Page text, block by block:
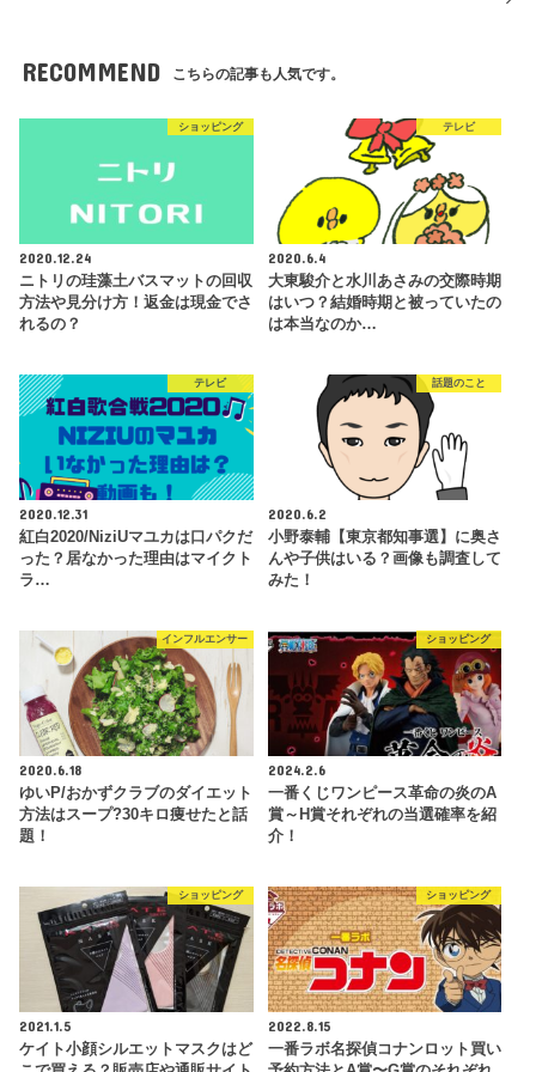
RECOMMEND こちらの記事も人気です。
ショッピング
2020.12.24
ニトリの珪藻土バスマットの回収
方法や見分け方！返金は現金でさ
れるの？
テレビ
2020.6.4
大東駿介と水川あさみの交際時期
はいつ？結婚時期と被っていたの
は本当なのか…
テレビ
2020.12.31
紅白2020/NiziUマユカは口パクだ
った？居なかった理由はマイクト
ラ…
話題のこと
2020.6.2
小野泰輔【東京都知事選】に奥さ
んや子供はいる？画像も調査して
みた！
インフルエンサー
2020.6.18
ゆいP/おかずクラブのダイエット
方法はスープ?30キロ痩せたと話
題！
ショッピング
2024.2.6
一番くじワンピース革命の炎のA
賞～H賞それぞれの当選確率を紹
介！
ショッピング
2021.1.5
ケイト小顔シルエットマスクはど
ショッピング
2022.8.15
一番ラボ名探偵コナンロット買い